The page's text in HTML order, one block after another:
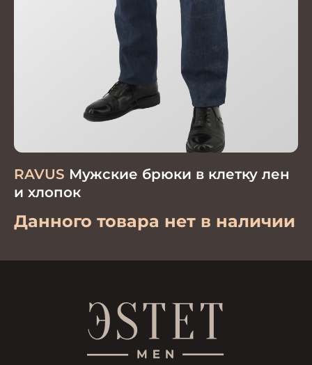
RAVUS Мужские брюки в клетку лен
и хлопок
Данного товара нет в наличии